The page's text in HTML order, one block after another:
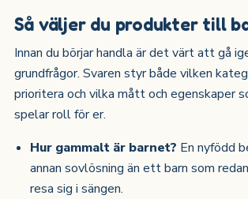
Så väljer du produkter till
Innan du börjar handla är det värt att gå
grundfrågor. Svaren styr både vilken
prioritera och vilka mått och egenskaper
spelar roll för er.
Hur gammalt är barnet? En nyfödd
annan sovlösning än ett barn som
resa sig i sängen.